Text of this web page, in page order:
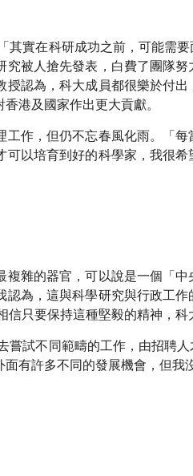
實在科研成功之前，可能需
被人搶先發表，白費了團隊
認為，科大成員都很樂於付
港及國家作出更大貢獻。
作，但仍不忘春風化雨。「
以培育到好的科學家，我很
雜的器官，可以說是一個「
為，這與科學研究與行政工
只要保持這種堅毅的精神，科
試不同範疇的工作，由招聘
有許多不同的發展機會，但我